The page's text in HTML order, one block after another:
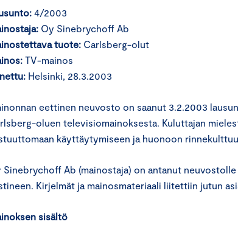
4/2003
Oy Sinebrychoff Ab
tuote: Carlsberg-olut
TV-mainos
Helsinki, 28.3.2003
eettinen neuvosto on saanut 3.2.2003
oluen televisiomainoksesta. Kuluttajan
käyttäytymiseen ja huonoon
Sinebrychoff Ab (mainostaja) on antanut
Kirjelmät ja mainosmateriaali liitettiin jutun
sisältö